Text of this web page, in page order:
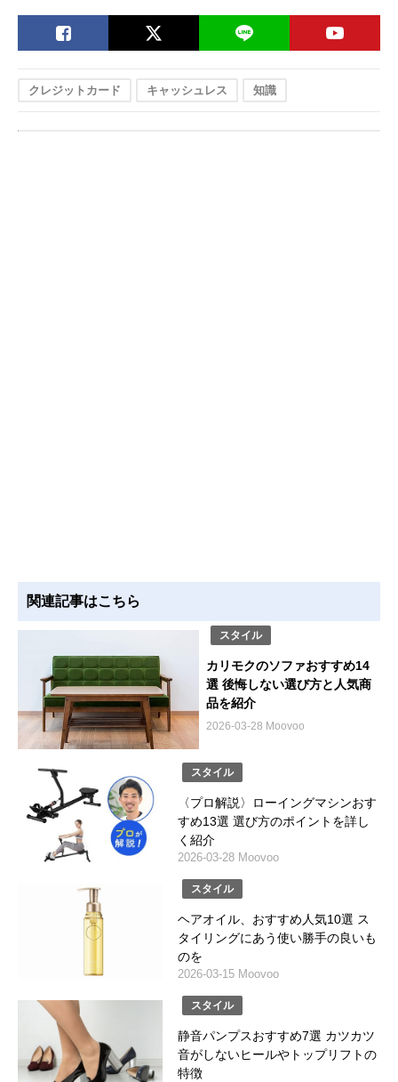
クレジットカード キャッシュレス 知識
関連記事はこちら
スタイル
カリモクのソファおすすめ14
選 後悔しない選び方と人気商
品を紹介
2026-03-28 Moovoo
スタイル
〈プロ解説〉ローイングマシンおす
すめ13選 選び方のポイントを詳し
く紹介
2026-03-28 Moovoo
スタイル
ヘアオイル、おすすめ人気10選 ス
タイリングにあう使い勝手の良いも
のを
2026-03-15 Moovoo
スタイル
静音パンプスおすすめ7選 カツカツ
音がしないヒールやトップリフトの
特徴